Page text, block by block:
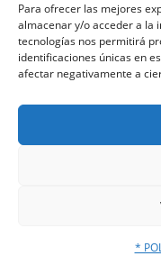
Para ofrecer las mejores
almacenar y/o acceder a la
tecnologías nos permitirá
identificaciones únicas en
afectar negativamente a
*